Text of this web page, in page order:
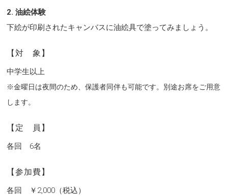
2. 油絵体験
下絵が印刷されたキャンバスに油絵具で塗ってみましょう。
【対 象】
中学生以上
※金曜日は夜間のため、保護者同伴も可能です。別途お席をご用意
します。
【定 員】
各回 6名
【参加費】
各回 ￥2,000（税込）